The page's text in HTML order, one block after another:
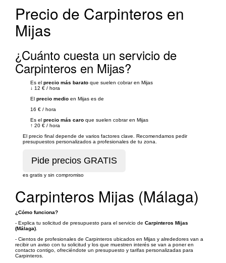
Precio de Carpinteros en
Mijas
¿Cuánto cuesta un servicio de
Carpinteros en Mijas?
Es el precio más barato que suelen cobrar en Mijas
↓ 12 € / hora
El precio medio en Mijas es de
16 € / hora
Es el precio más caro que suelen cobrar en Mijas
↑ 20 € / hora
El precio final depende de varios factores clave. Recomendamos pedir
presupuestos personalizados a profesionales de tu zona.
es gratis y sin compromiso
Carpinteros Mijas (Málaga)
¿Cómo funciona?
- Explica tu solicitud de presupuesto para el servicio de Carpinteros Mijas
(Málaga)
- Cientos de profesionales de Carpinteros ubicados en Mijas y alrededores van a
recibir un aviso con tu solicitud y los que muestren interés se van a poner en
contacto contigo, ofreciéndote un presupuesto y tarifas personalizadas para
Carpinteros.